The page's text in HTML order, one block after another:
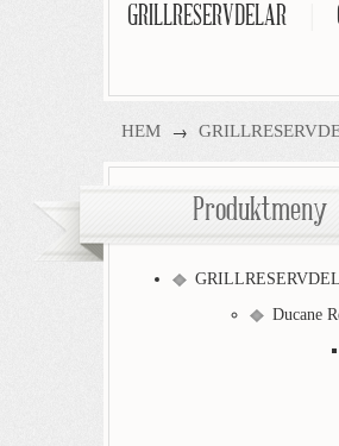
GRILLRESERVDELAR
HEM →
Produktmeny
Ducane